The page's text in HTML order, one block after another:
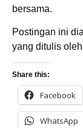
bersama.
Postingan ini
yang ditulis
Share this:
Facebook
WhatsApp